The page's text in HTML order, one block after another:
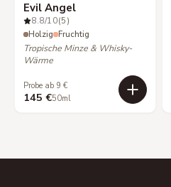
Evil Angel
8.8/10(5)
Holzig Fruchtig
Tropische Minze & Whisky-
Wärme
Probe ab 9 €
145 €50ml